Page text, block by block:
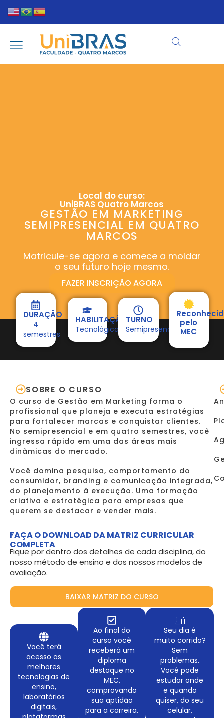
Local do curso:
UniBRAS Quatro Marcos
GESTÃO EM MARKETING
SEMIPRESENCIAL EM QUATRO
MARCOS
Matricule-se agora e comece a moldar
o seu futuro hoje mesmo.
FAZER INSCRIÇÃO AGORA
DURAÇÃO
4
semestres
HABILITAÇÃO
Tecnológico
TURNO
Semipresencial
pelo
MEC
SOBRE O CURSO
O curso de Gestão em Marketing forma o
profissional que planeja e executa estratégias
para fortalecer marcas e conquistar clientes.
No semipresencial e em quatro semestres, você
ingressa rápido em uma das áreas mais
dinâmicas do mercado.
Você domina pesquisa, comportamento do
consumidor, branding e comunicação integrada,
do planejamento à execução. Uma formação
criativa e estratégica para empresas que
querem se destacar e vender mais.
FAÇA O DOWNLOAD DA MATRIZ CURRICULAR
COMPLETA
Fique por dentro dos detalhes de cada disciplina, do
nosso método de ensino e dos nossos modelos de
avaliação.
BAIXAR MATRIZ DO CURSO
Você terá
acesso as
melhores
tecnologias de
ensino,
laboratórios
digitais,
Ao final do
curso você
receberá um
diploma
destaque no
MEC,
comprovando
sua aptidão
para a carreira.
Seu dia é
muito corrido?
Sem
problemas.
Você pode
estudar onde
e quando
quiser, do seu
celular,